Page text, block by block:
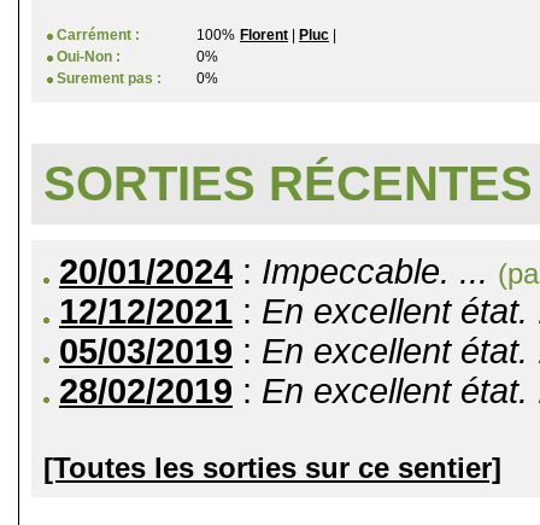
Carrément : 100% Florent Pluc
Oui-Non :
0%
Surement pas :
0%
SORTIES RÉCENTES
20/01/2024 : Impeccable. ...
12/12/2021 : En excellent
05/03/2019 : En excellent
28/02/2019 : En excellent
[Toutes les sorties sur ce sentier]